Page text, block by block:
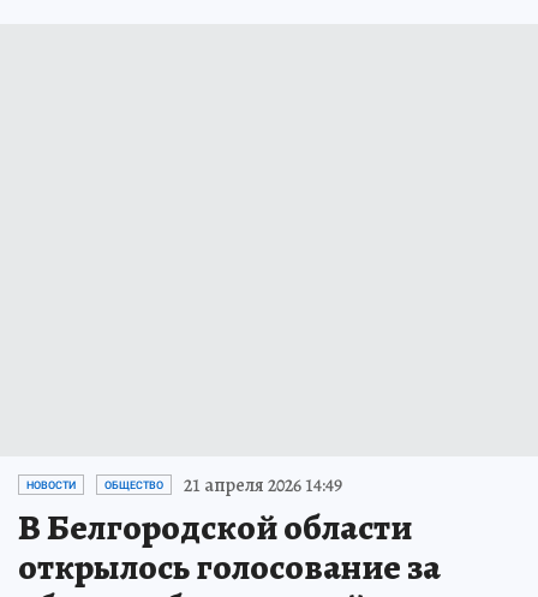
НОВОСТИ ОБЩЕСТВО 21 апреля 2026 14:49
В Белгородской области
открылось голосование за